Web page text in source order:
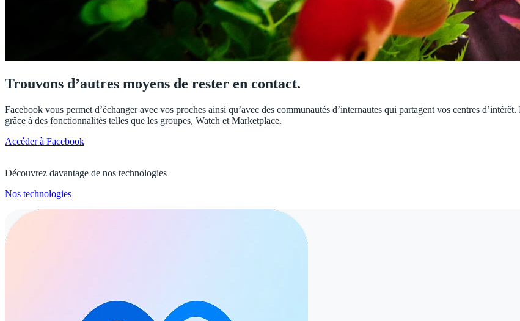
Trouvons d’autres moyens de rester en contact.
Facebook vous permet d’échanger avec vos proches ainsi qu’avec des communautés d’internautes qui partagent vos centres
grâce à des fonctionnalités telles que les groupes, Watch et Marketplace.
Accéder à Facebook
Découvrez davantage de nos technologies
Nos technologies